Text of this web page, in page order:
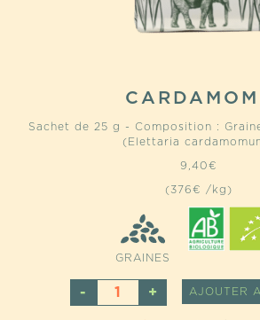
Sachet de 25 g - Composition :
(Elettaria
9,40€
(376€ /kg)
GRAINES
QUANTITÉ
AJOUTER